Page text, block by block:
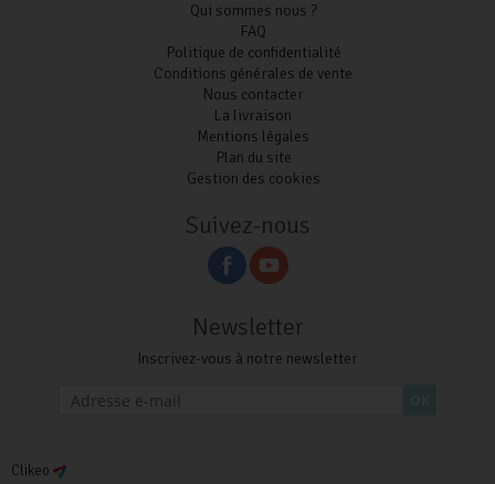
Qui sommes nous ?
FAQ
Politique de confidentialité
Conditions générales de vente
Nous contacter
La livraison
Mentions légales
Plan du site
Gestion des cookies
Suivez-nous
Newsletter
Inscrivez-vous à notre newsletter
Clikeo